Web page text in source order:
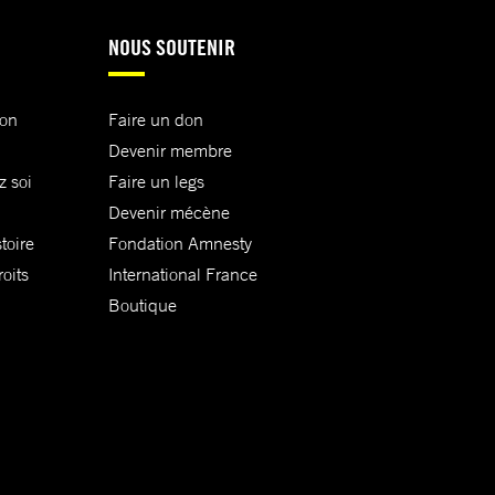
soi
NOUS SOUTENIR
Faire un don
Devenir membre
Faire un legs
Devenir mécène
Fondation Amnesty
International France
Boutique